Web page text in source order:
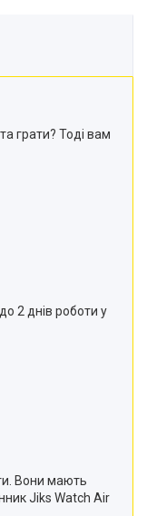
грати? Тоді вам
2 днів роботи у
Вони мають
Jiks Watch Air